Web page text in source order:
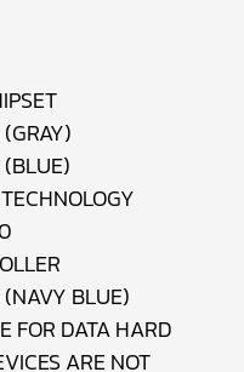
(BLUE)
(NAVY BLUE)
FOR DATA HARD
ARE NOT